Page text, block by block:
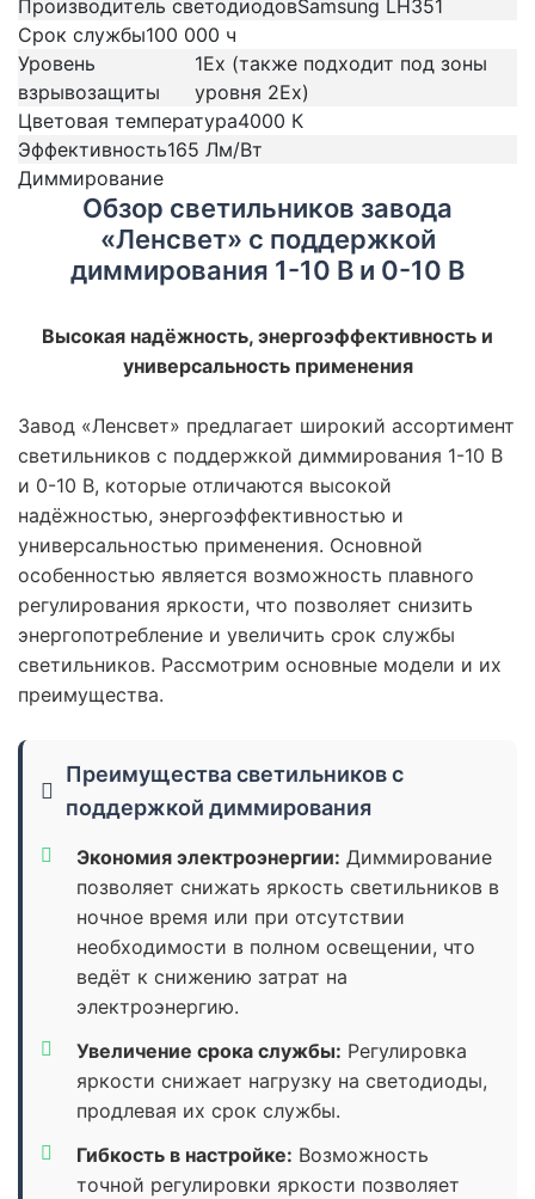
Производитель светодиодовSamsung LH351
Срок службы100 000 ч
Уровень
взрывозащиты
1Ex (также подходит под зоны
уровня 2Ex)
Цветовая температура4000 К
Эффективность165 Лм/Вт
Диммирование
Обзор
Обзор светильников завода
«Ленсвет» с поддержкой
диммирования 1-10 В и 0-10 В
Высокая надёжность, энергоэффективность и
универсальность применения
Завод «Ленсвет» предлагает широкий ассортимент
светильников с поддержкой диммирования 1-10 В
и 0-10 В, которые отличаются высокой
надёжностью, энергоэффективностью и
универсальностью применения. Основной
особенностью является возможность плавного
регулирования яркости, что позволяет снизить
энергопотребление и увеличить срок службы
светильников. Рассмотрим основные модели и их
преимущества.
Преимущества светильников с
поддержкой диммирования
Экономия электроэнергии: Диммирование
позволяет снижать яркость светильников в
ночное время или при отсутствии
необходимости в полном освещении, что
ведёт к снижению затрат на
электроэнергию.
Увеличение срока службы: Регулировка
яркости снижает нагрузку на светодиоды,
продлевая их срок службы.
Гибкость в настройке: Возможность
точной регулировки яркости позволяет